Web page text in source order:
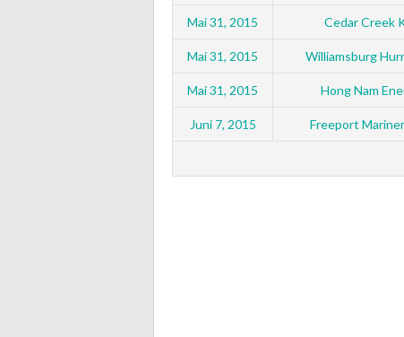
Mai 31, 2015 Cedar Creek
Mai 31, 2015 Williamsburg
Mai 31, 2015 Hong Nam
Juni 7, 2015 Freeport